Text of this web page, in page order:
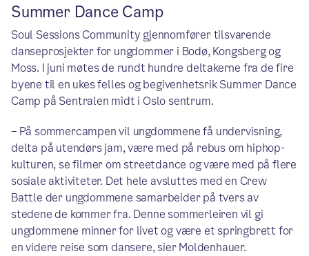
Summer Dance Camp
Soul Sessions Community gjennomfører tilsvarende
danseprosjekter for ungdommer i Bodø, Kongsberg og
Moss. I juni møtes de rundt hundre deltakerne fra de fire
byene til en ukes felles og begivenhetsrik Summer Dance
Camp på Sentralen midt i Oslo sentrum.
– På sommercampen vil ungdommene få undervisning,
delta på utendørs jam, være med på rebus om hiphop-
kulturen, se filmer om streetdance og være med på flere
sosiale aktiviteter. Det hele avsluttes med en Crew
Battle der ungdommene samarbeider på tvers av
stedene de kommer fra. Denne sommerleiren vil gi
ungdommene minner for livet og være et springbrett for
en videre reise som dansere, sier Moldenhauer.